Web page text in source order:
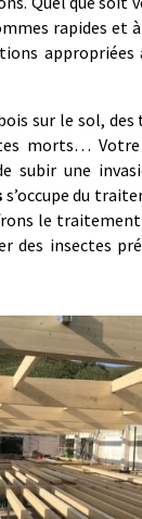
rapides et
appropriées
sur le sol,
morts…
subir une
s’occupe du
le
des insectes